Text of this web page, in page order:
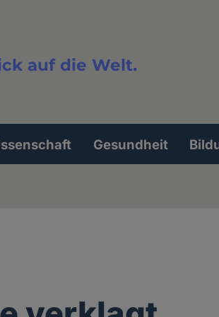
auf die Welt.
Gesundheit